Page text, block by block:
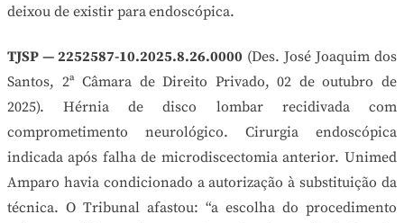
deixou de existir para endoscópica.
TJSP — 2252587-10.2025.8.26.0000 (Des. José Joaquim dos
Santos, 2ª Câmara de Direito Privado, 02 de outubro de
2025). Hérnia de disco lombar recidivada com
comprometimento neurológico. Cirurgia endoscópica
indicada após falha de microdiscectomia anterior. Unimed
Amparo havia condicionado a autorização à substituição da
técnica. O Tribunal afastou: “a escolha do procedimento